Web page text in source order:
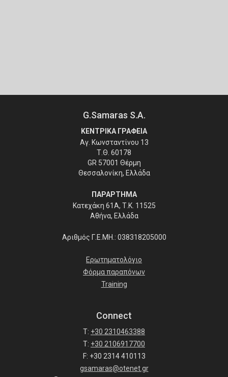
G.Samaras S.A.
ΚΕΝΤΡΙΚΑ ΓΡΑΦΕΙΑ
Αγ. Κωνσταντίνου 13
Τ.Θ. 60178
GR 57001 Θέρμη
Θεσσαλονίκη, Ελλάδα
ΠΑΡΑΡΤΗΜΑ
Κατεχάκη 61Α, Τ.Κ. 11525
Αθήνα, Ελλάδα
Αριθμός Γ.Ε.ΜΗ.: 038318205000
Ερωτηματολόγιο
Φόρμα παραπόνων
Training
Connect
T: +30 2310463388
T: +30 2106917700
F: +30 2314 410113
gsamaras@otenet.gr